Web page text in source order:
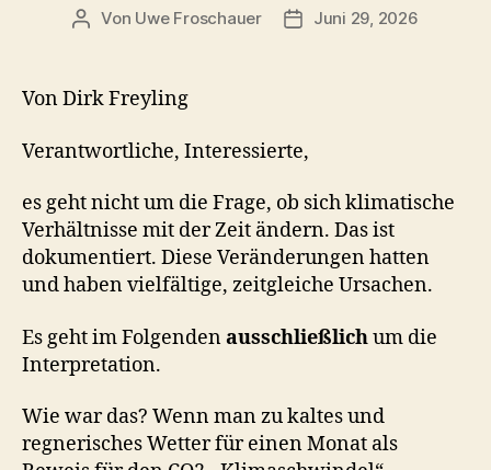
Beitragsautor
Von Uwe Froschauer Beitragsdatum
Juni 29, 2026
Von Dirk Freyling
Verantwortliche, Interessierte,
es geht nicht um die Frage, ob sich klimatische
Verhältnisse mit der Zeit ändern. Das ist
dokumentiert. Diese Veränderungen hatten
und haben vielfältige, zeitgleiche Ursachen.
Es geht im Folgendenausschließlichum die
Interpretation.
Wie war das? Wenn man zu kaltes und
regnerisches Wetter für einen Monat als